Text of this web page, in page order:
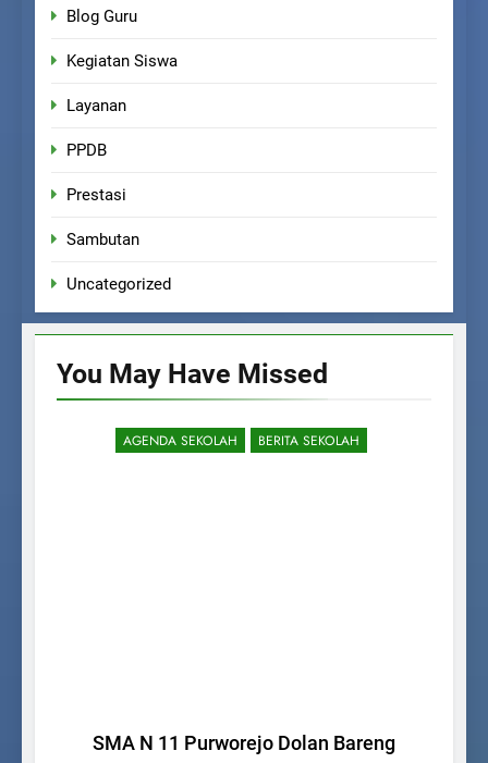
Blog Guru
Kegiatan Siswa
Layanan
PPDB
Prestasi
Sambutan
Uncategorized
You May Have Missed
AGENDA SEKOLAH BERITA SEKOLAH
SMA N 11 Purworejo Dolan Bareng